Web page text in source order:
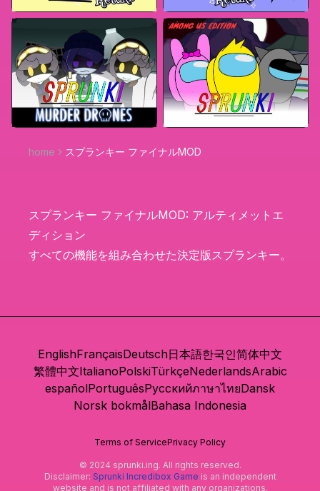
home スプランキー ファイナルMOD
スプランキー ファイナルMOD: アルティメットエ
ディション
すべての機能を組み合わせた決定版スプランキー。
EnglishFrançaisDeutsch日本語한국인简体中文
繁體中文ItalianoPolskiTürkçeNederlandsArabic
españolPortuguêsРусскийภาษาไทยDansk
Norsk bokmålBahasa Indonesia
Terms of ServicePrivacy Policy
© 2024 sprunki.ing. All rights reserved.
Disclaimer: Sprunki Incredibox Game is an independent
website and is not affiliated with any organizations.